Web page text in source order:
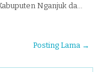
Nganjuk da…
Posting Lama →